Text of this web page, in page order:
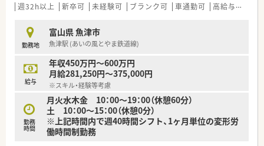
週32h以上 新卒可 未経験可 ブランク可 車通勤可 高給与(600万円以上)
勤務地
富山県 魚津市
魚津駅 (あいの風とやま鉄道線)
給与
年収450万円～600万円
月給281,250円～375,000円
※スキル・経験等考慮
勤務
時間
月火水木金 10：00～19：00（休憩60分）
土 10：00～15：00（休憩0分）
※上記時間内で週40時間シフト、1ヶ月単位の変形労
働時間制勤務